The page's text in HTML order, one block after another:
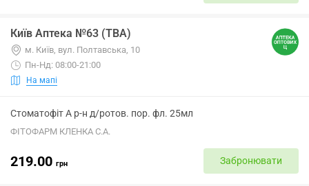
Київ Аптека №63 (ТВА)
м. Київ, вул. Полтавська, 10
Пн-Нд: 08:00-21:00
На мапі
Стоматофіт А р-н д/ротов. пор. фл. 25мл
ФІТОФАРМ КЛЕНКА С.А.
219.00 грн Забронювати